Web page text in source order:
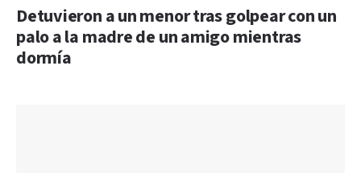
Detuvieron a un menor tras golpear con un
palo a la madre de un amigo mientras
dormía